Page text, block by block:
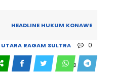
HEADLINE HUKUM KONAWE
UTARA RAGAM SULTRA 0
309